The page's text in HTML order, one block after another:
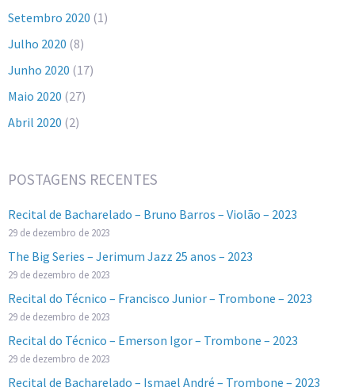
Setembro 2020 (1)
Julho 2020 (8)
Junho 2020 (17)
Maio 2020 (27)
Abril 2020 (2)
POSTAGENS RECENTES
Recital de Bacharelado – Bruno Barros – Violão – 2023
29 de dezembro de 2023
The Big Series – Jerimum Jazz 25 anos – 2023
29 de dezembro de 2023
Recital do Técnico – Francisco Junior – Trombone – 2023
29 de dezembro de 2023
Recital do Técnico – Emerson Igor – Trombone – 2023
29 de dezembro de 2023
Recital de Bacharelado – Ismael André – Trombone – 2023